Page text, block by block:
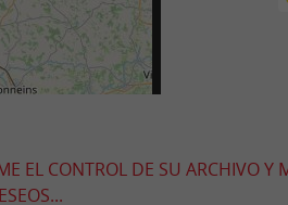
EL CONTROL DE SU ARCHIVO Y